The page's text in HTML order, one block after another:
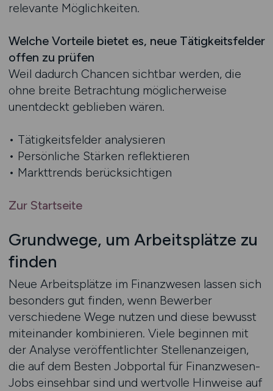
relevante Möglichkeiten.
Welche Vorteile bietet es, neue Tätigkeitsfelder
offen zu prüfen
Weil dadurch Chancen sichtbar werden, die
ohne breite Betrachtung möglicherweise
unentdeckt geblieben wären.
• Tätigkeitsfelder analysieren
• Persönliche Stärken reflektieren
• Markttrends berücksichtigen
Zur Startseite
Grundwege, um Arbeitsplätze zu
finden
Neue Arbeitsplätze im Finanzwesen lassen sich
besonders gut finden, wenn Bewerber
verschiedene Wege nutzen und diese bewusst
miteinander kombinieren. Viele beginnen mit
der Analyse veröffentlichter Stellenanzeigen,
die auf dem Besten Jobportal für Finanzwesen-
Jobs einsehbar sind und wertvolle Hinweise auf